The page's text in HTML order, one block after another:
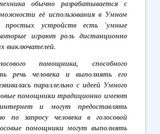
обычно разрабатывается
с
её использования в Умном
простых устройств есть 'умные
играют роль
дистанционно
выключателей.
помощника, способного
речь человека и выполнять
его
параллельно с идеей Умного
помощники традиционно имеют
интернет и могут
предоставлять
по запросу человека в
голосовой
помощники могут выполнять